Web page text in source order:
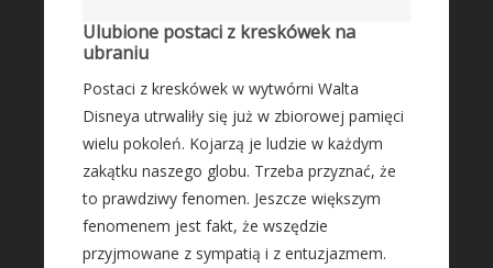
Ulubione postaci z kreskówek na
ubraniu
Postaci z kreskówek w wytwórni Walta
Disneya utrwaliły się już w zbiorowej pamięci
wielu pokoleń. Kojarzą je ludzie w każdym
zakątku naszego globu. Trzeba przyznać, że
to prawdziwy fenomen. Jeszcze większym
fenomenem jest fakt, że wszędzie
przyjmowane z sympatią i z entuzjazmem.